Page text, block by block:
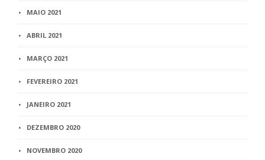
MAIO 2021
ABRIL 2021
MARÇO 2021
FEVEREIRO 2021
JANEIRO 2021
DEZEMBRO 2020
NOVEMBRO 2020